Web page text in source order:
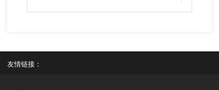
友情链接：